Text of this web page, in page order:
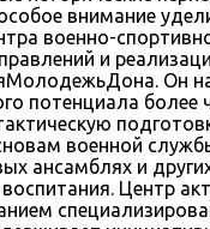
внимание
военно-
и
Он
потенциала более
военной
ансамблях и
Центр